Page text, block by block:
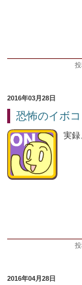
2016年03月28日
恐怖のイボコ
実録
2016年04月28日